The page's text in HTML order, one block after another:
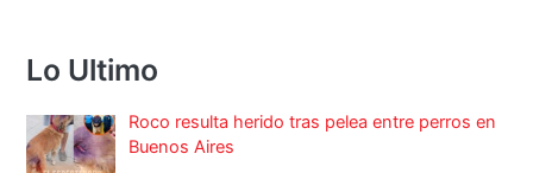
Lo Ultimo
Roco resulta herido tras pelea entre perros en
Buenos Aires